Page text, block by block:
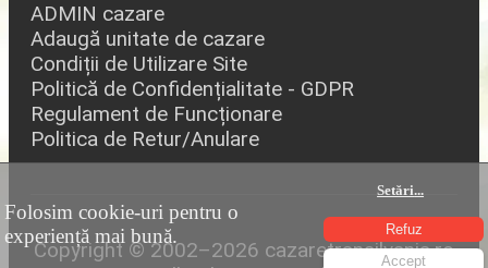
ADMIN cazare
Adaugă unitate de cazare
Condiții de Utilizare Site
Politică de Confidențialitate - GDPR
Regulament de Funcționare
Politica de Retur/Anulare
Copyright © 2002–2026 cazaretransilvania.ro
Folosim cookie-uri pentru o
experiență mai bună.
Setări...
Refuz
Accept